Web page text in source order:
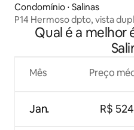
Condomínio ⋅ Salinas
P14 Hermoso dpto, vista
Qual é a melhor
Mês
Jan.
Preço
R$ 524